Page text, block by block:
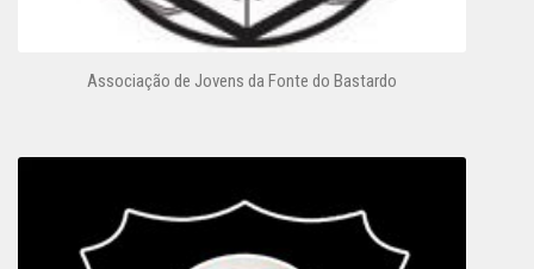
Associação de Jovens da Fonte do Bastardo